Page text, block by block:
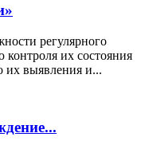
регулярного
их состояния
их выявления и...